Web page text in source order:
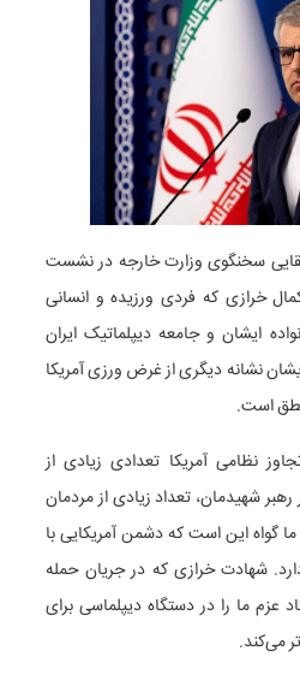
سخنگوی وزارت خارجه در نشست
خرازی که فردی ورزیده و انسانی
ایشان و جامعه دیپلماتیک ایران
نشانه دیگری از غرض ورزی آمریکا
است.
نظامی آمریکا تعدادی زیادی از
شهیدمان، تعداد زیادی از مردمان
گواه این است که دشمن آمریکایی با
شهادت خرازی که در جریان حمله
عزم ما را در دستگاه دیپلماسی برای
می‌کند.